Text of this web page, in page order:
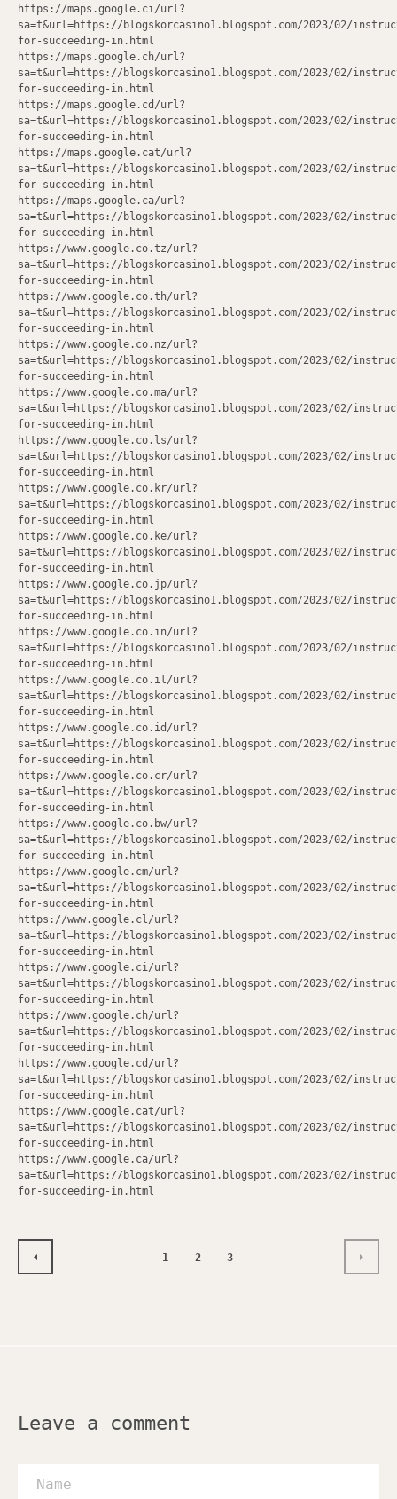
https://maps.google.ci/url?
sa=t&url=https://blogskorcasino1.blogspot.com/2023/02/
for-succeeding-in.html
https://maps.google.ch/url?
sa=t&url=https://blogskorcasino1.blogspot.com/2023/02/
for-succeeding-in.html
https://maps.google.cd/url?
sa=t&url=https://blogskorcasino1.blogspot.com/2023/02/
for-succeeding-in.html
https://maps.google.cat/url?
sa=t&url=https://blogskorcasino1.blogspot.com/2023/02/
for-succeeding-in.html
https://maps.google.ca/url?
sa=t&url=https://blogskorcasino1.blogspot.com/2023/02/
for-succeeding-in.html
https://www.google.co.tz/url?
sa=t&url=https://blogskorcasino1.blogspot.com/2023/02/
for-succeeding-in.html
https://www.google.co.th/url?
sa=t&url=https://blogskorcasino1.blogspot.com/2023/02/
for-succeeding-in.html
https://www.google.co.nz/url?
sa=t&url=https://blogskorcasino1.blogspot.com/2023/02/
for-succeeding-in.html
https://www.google.co.ma/url?
sa=t&url=https://blogskorcasino1.blogspot.com/2023/02/
for-succeeding-in.html
https://www.google.co.ls/url?
sa=t&url=https://blogskorcasino1.blogspot.com/2023/02/
for-succeeding-in.html
https://www.google.co.kr/url?
sa=t&url=https://blogskorcasino1.blogspot.com/2023/02/
for-succeeding-in.html
https://www.google.co.ke/url?
sa=t&url=https://blogskorcasino1.blogspot.com/2023/02/
for-succeeding-in.html
https://www.google.co.jp/url?
sa=t&url=https://blogskorcasino1.blogspot.com/2023/02/
for-succeeding-in.html
https://www.google.co.in/url?
sa=t&url=https://blogskorcasino1.blogspot.com/2023/02/
for-succeeding-in.html
https://www.google.co.il/url?
sa=t&url=https://blogskorcasino1.blogspot.com/2023/02/
for-succeeding-in.html
https://www.google.co.id/url?
sa=t&url=https://blogskorcasino1.blogspot.com/2023/02/
for-succeeding-in.html
https://www.google.co.cr/url?
sa=t&url=https://blogskorcasino1.blogspot.com/2023/02/
for-succeeding-in.html
https://www.google.co.bw/url?
sa=t&url=https://blogskorcasino1.blogspot.com/2023/02/
for-succeeding-in.html
https://www.google.cm/url?
sa=t&url=https://blogskorcasino1.blogspot.com/2023/02/
for-succeeding-in.html
https://www.google.cl/url?
sa=t&url=https://blogskorcasino1.blogspot.com/2023/02/
for-succeeding-in.html
https://www.google.ci/url?
sa=t&url=https://blogskorcasino1.blogspot.com/2023/02/
for-succeeding-in.html
https://www.google.ch/url?
sa=t&url=https://blogskorcasino1.blogspot.com/2023/02/
for-succeeding-in.html
https://www.google.cd/url?
sa=t&url=https://blogskorcasino1.blogspot.com/2023/02/
for-succeeding-in.html
https://www.google.cat/url?
sa=t&url=https://blogskorcasino1.blogspot.com/2023/02/
for-succeeding-in.html
https://www.google.ca/url?
sa=t&url=https://blogskorcasino1.blogspot.com/2023/02/
for-succeeding-in.html
1 2
3
Leave a comment